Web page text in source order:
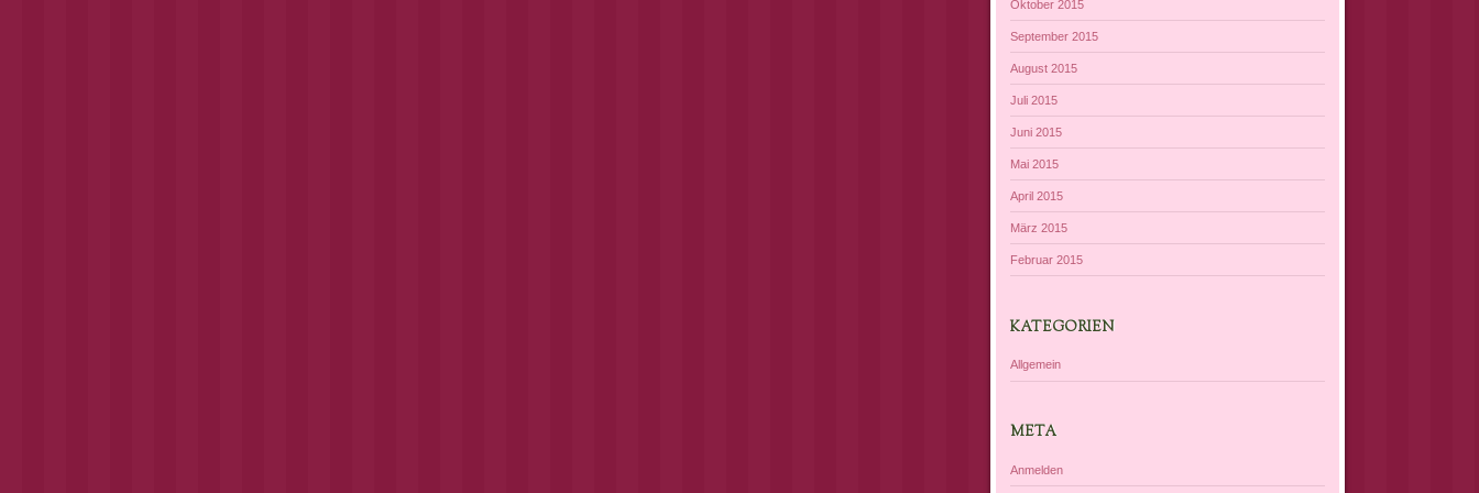
Oktober 2015
September 2015
August 2015
Juli 2015
Juni 2015
Mai 2015
April 2015
März 2015
Februar 2015
KATEGORIEN
Allgemein
META
Anmelden